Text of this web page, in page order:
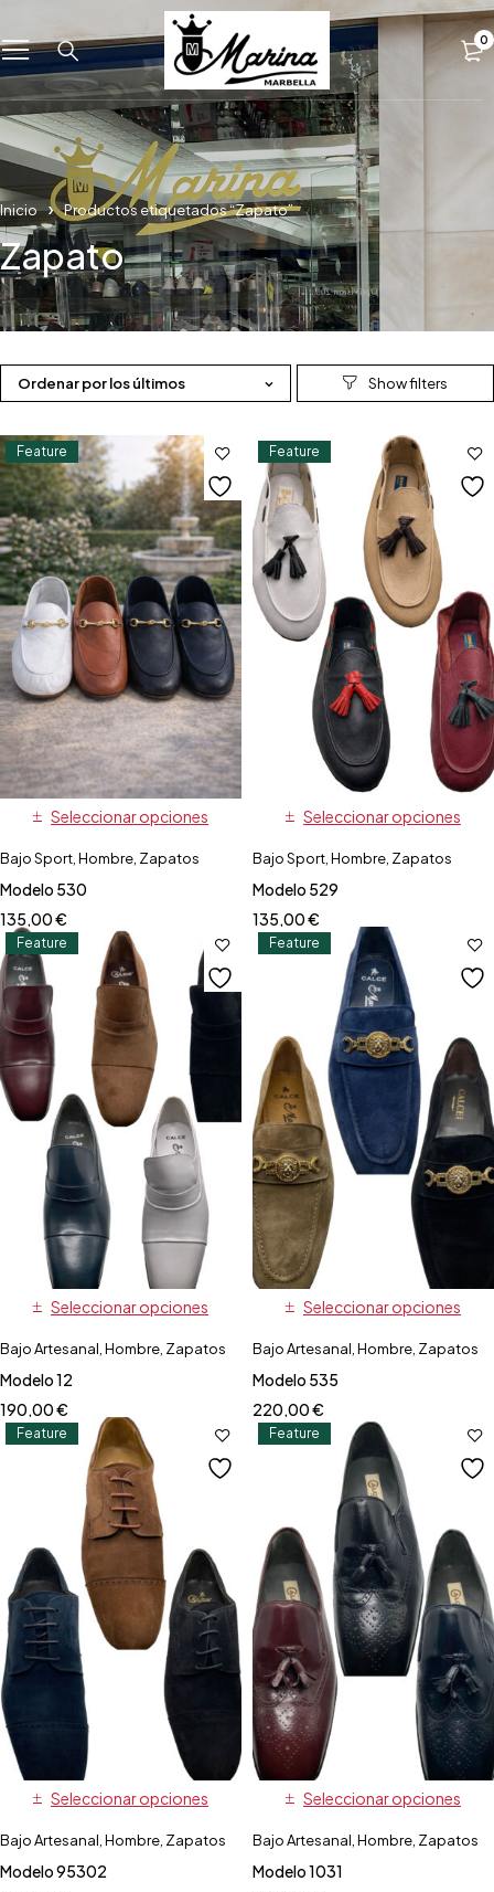
0
Inicio Productos etiquetados “Zapato”
Zapato
Ordenar por los últimos
Feature
Seleccionar opciones
Bajo Sport Hombre Zapatos
Modelo 530
135,00€
Feature
Seleccionar opciones
Bajo Sport Hombre Zapatos
Modelo 529
135,00€
Feature
Seleccionar opciones
Bajo Artesanal Hombre Zapatos
Modelo 12
190,00€
Feature
Seleccionar opciones
Bajo Artesanal Hombre Zapatos
Modelo 535
220,00€
Feature
Seleccionar opciones
Bajo Artesanal Hombre Zapatos
Modelo 95302
Feature
Seleccionar opciones
Bajo Artesanal Hombre Zapatos
Modelo 1031